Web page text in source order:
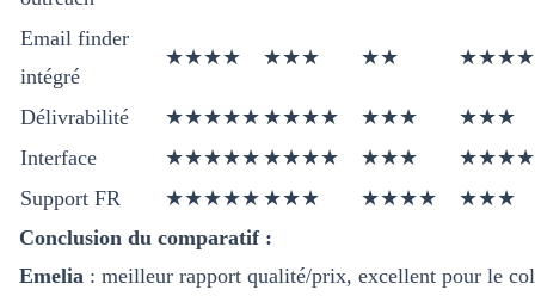
Email finder
intégré
★★★★ ★★★ ★★
Délivrabilité ★★★★★ ★★★★ ★★★
★★★
Interface
★★★★★ ★★★★ ★★★
★★★★
Support FR
★★★★★ ★★★ ★★★★
★★★
Conclusion du comparatif :
Emelia : meilleur rapport qualité/prix, excellent pour le